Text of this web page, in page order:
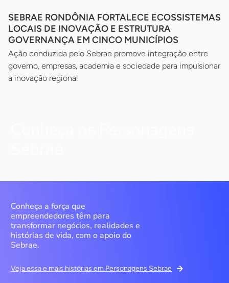
SEBRAE RONDÔNIA FORTALECE ECOSSISTEMAS
LOCAIS DE INOVAÇÃO E ESTRUTURA
GOVERNANÇA EM CINCO MUNICÍPIOS
Ação conduzida pelo Sebrae promove integração entre
governo, empresas, academia e sociedade para impulsionar
a inovação regional
Conheça a força que
empreendedores têm para
transformar negócios, realidades e
histórias de vida, com o apoio do
Sebrae.
Veja essa e mais histórias em Personagens Sebrae